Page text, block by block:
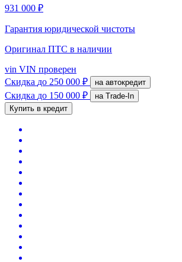
931 000 ₽
Гарантия юридической чистоты
Оригинал ПТС в наличии
vin VIN проверен
Скидка до 250 000 ₽ на автокредит
Скидка до 150 000 ₽
на Trade-In
Купить в кредит